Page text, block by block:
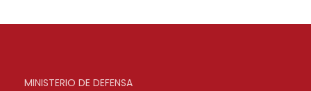
MINISTERIO DE DEFENSA